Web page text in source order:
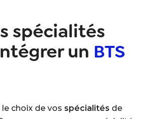
spécialités
un BTS
choix de vos spécialités de